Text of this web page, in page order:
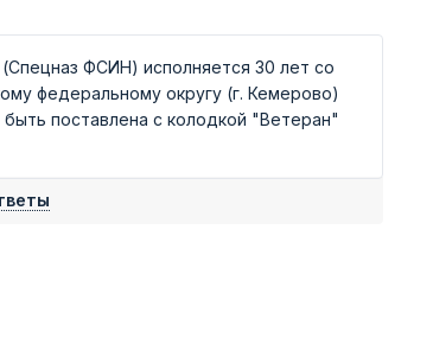
ФСИН) исполняется 30 лет со
федеральному округу (г. Кемерово)
поставлена с колодкой "Ветеран"